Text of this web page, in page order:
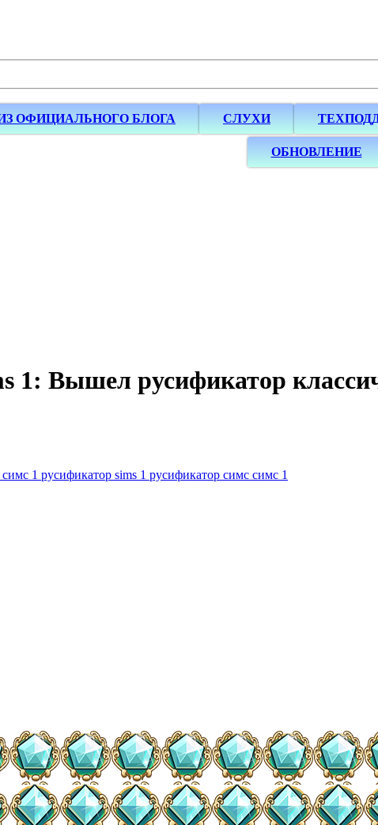
ОФИЦИАЛЬНОГО БЛОГА СЛУХИ
ОБНОВЛЕНИЕ
1: Вышел русификатор
1 русификатор sims 1 русификатор симс симс 1